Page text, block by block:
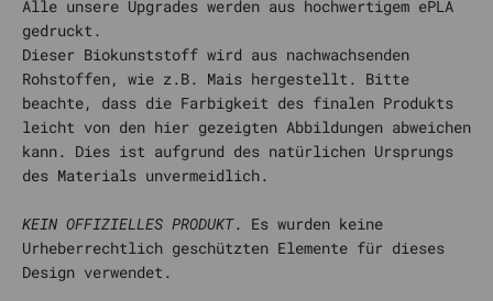
Alle unsere Upgrades werden aus hochwertigem ePLA
gedruckt.
Dieser Biokunststoff wird aus nachwachsenden
Rohstoffen, wie z.B. Mais hergestellt. Bitte
beachte, dass die Farbigkeit des finalen Produkts
leicht von den hier gezeigten Abbildungen abweichen
kann. Dies ist aufgrund des natürlichen Ursprungs
des Materials unvermeidlich.
KEIN OFFIZIELLES PRODUKT. Es wurden keine
Urheberrechtlich geschützten Elemente für dieses
Design verwendet.